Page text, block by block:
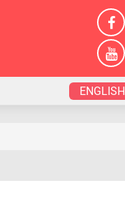
ENGLISH